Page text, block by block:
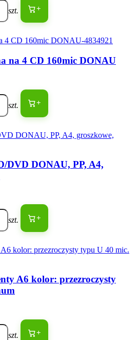
szt. +
na 4 CD 160mic DONAU
szt. +
DVD DONAU, PP, A4,
szt. +
A6 kolor: przezroczysty
szt. +